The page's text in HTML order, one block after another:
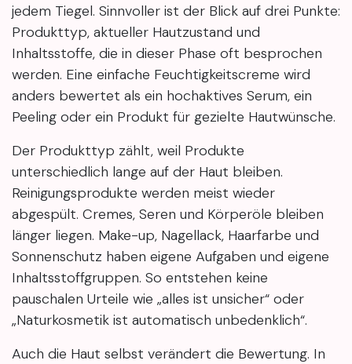
jedem Tiegel. Sinnvoller ist der Blick auf drei Punkte:
Produkttyp, aktueller Hautzustand und
Inhaltsstoffe, die in dieser Phase oft besprochen
werden. Eine einfache Feuchtigkeitscreme wird
anders bewertet als ein hochaktives Serum, ein
Peeling oder ein Produkt für gezielte Hautwünsche.
Der Produkttyp zählt, weil Produkte
unterschiedlich lange auf der Haut bleiben.
Reinigungsprodukte werden meist wieder
abgespült. Cremes, Seren und Körperöle bleiben
länger liegen. Make-up, Nagellack, Haarfarbe und
Sonnenschutz haben eigene Aufgaben und eigene
Inhaltsstoffgruppen. So entstehen keine
pauschalen Urteile wie „alles ist unsicher“ oder
„Naturkosmetik ist automatisch unbedenklich“.
Auch die Haut selbst verändert die Bewertung. In